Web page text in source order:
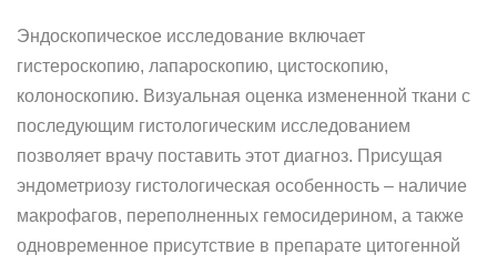
Эндоскопическое исследование включает
гистероскопию, лапароскопию, цистоскопию,
колоноскопию. Визуальная оценка измененной ткани с
последующим гистологическим исследованием
позволяет врачу поставить этот диагноз. Присущая
эндометриозу гистологическая особенность – наличие
макрофагов, переполненных гемосидерином, а также
одновременное присутствие в препарате цитогенной